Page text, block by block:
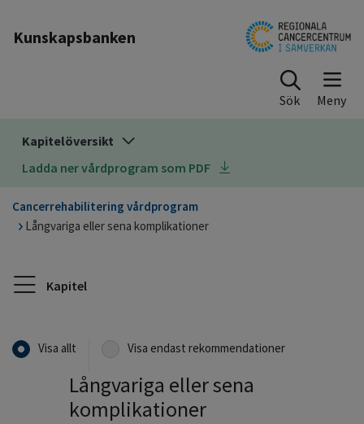
Kunskapsbanken
Sök
Kapitelöversikt
Ladda ner vårdprogram som PDF
Cancerrehabilitering vårdprogram
Långvariga eller sena komplikationer
Kapitel
Visa allt Visa endast rekommendationer
Långvariga eller sena
komplikationer